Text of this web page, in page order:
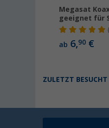
Megasat
geeignet für
ab 6,90 €
ZULETZT BESUCHT